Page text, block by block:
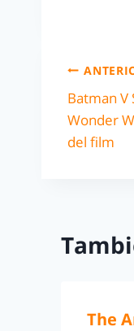
Batman V
Wonder
del film
The